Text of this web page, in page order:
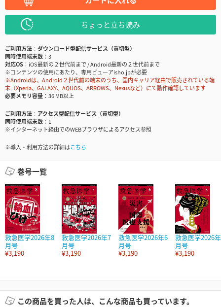
ちょっと立ち読み
ご利用方法
ダウンロード型配信サービス（買切型）
同時使用端末数
3
対応OS
iOS最新の２世代前まで / Android最新の２世代前まで
※コンテンツの使用にあたり、専用ビューアisho.jpが必要
※Androidは、Android２世代前の端末のうち、国内キャリア経由で販売されている端
末（Xperia、GALAXY、AQUOS、ARROWS、Nexusなど）にて動作確認しています
必要メモリ容量
36 MB以上
ご利用方法
アクセス型配信サービス（買切型）
同時使用端末数
1
※インターネット経由でのWEBブラウザによるアクセス参照
※導入・利用方法の詳細はこちら
巻号一覧
救急医学2026年8
月号
¥3,190
救急医学2026年7
月号
¥3,190
救急医学2026年6
月号
¥3,190
救急医学2026
月号
¥3,190
この商品を買った人は、こんな商品も買っています。